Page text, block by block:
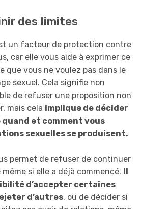
des limites
un facteur de protection contre
car elle vous aide à exprimer ce
que vous ne voulez pas dans le
sexuel. Cela signifie non
de refuser une proposition non
mais cela implique de décider
quand et comment vous
sexuelles se produisent.
permet de refuser de continuer
si elle a déjà commencé.
d’accepter certaines
d’autres, ou de décider si